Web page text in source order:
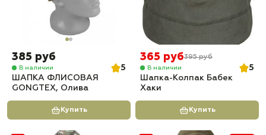
385 руб
В наличии
5
ШАПКА ФЛИСОВАЯ
GONGTEX, Олива
Купить
365 руб395 руб
В наличии
5
Шапка-Колпак Бабек
Хаки
Купить